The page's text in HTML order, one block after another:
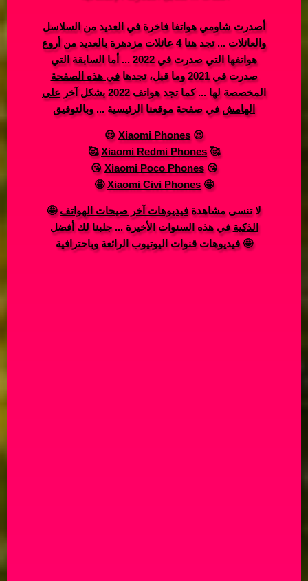
أصدرت شاومي هواتفا فاخرة في العديد من السلاسل
والعائلات ... تجد هنا 4 عائلات مزدهرة بالعديد من أروع
هواتفها التي صدرت في 2022 ... أما السابقة التي
صدرت في 2021 وما قبل، تجدها
في هذه الصفحة
المخصصة لها ... كما تجد هواتف 2022 بشكل آخر
على
الهامشفي صفحة موقعنا الرئيسية ... وبالتوفيق
😍Xiaomi Phones😍
🥰️Xiaomi Redmi Phones🥰️
😘Xiaomi Poco Phones😘
🤩Xiaomi Civi Phones🤩
🤩 لا تنسى مشاهدةفيديوهات آخر صيحات الهواتف
الذكيةفي هذه السنوات الأخيرة ... جلبنا لك أفضل
فيديوهات قنوات اليوتيوب الرائعة وباحترافية 🤩